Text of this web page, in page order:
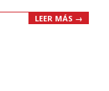
LEER MÁS →